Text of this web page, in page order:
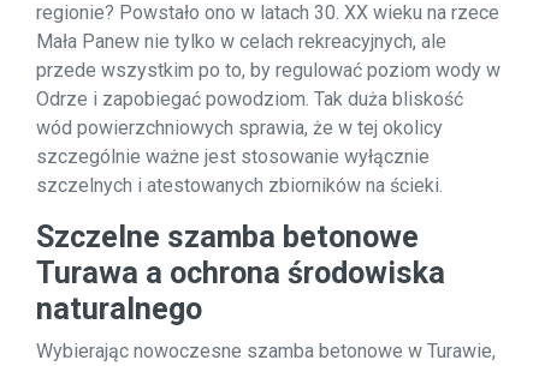
regionie? Powstało ono w latach 30. XX wieku na rzece
Mała Panew nie tylko w celach rekreacyjnych, ale
przede wszystkim po to, by regulować poziom wody w
Odrze i zapobiegać powodziom. Tak duża bliskość
wód powierzchniowych sprawia, że w tej okolicy
szczególnie ważne jest stosowanie wyłącznie
szczelnych i atestowanych zbiorników na ścieki.
Szczelne szamba betonowe
Turawa a ochrona środowiska
naturalnego
Wybierając nowoczesne szamba betonowe w Turawie,